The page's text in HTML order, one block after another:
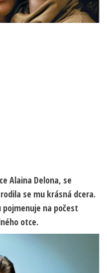
Alaina Delona, se
se mu krásná dcera.
na počest
otce.